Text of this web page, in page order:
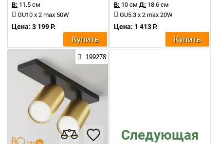
В: 11.5 см
GU10 x 2 max 50W
Цена: 3 199 Р.
Купить
В: 10 см Д: 18.6 см
GU5.3 x 2 max 20W
Цена: 1 413 Р.
Купить
199278
Следующая